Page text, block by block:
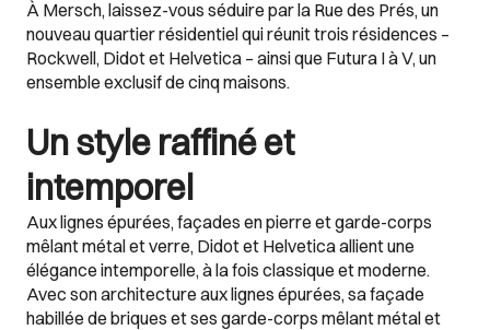
À Mersch, laissez-vous séduire par la Rue des Prés, un
nouveau quartier résidentiel qui réunit trois résidences –
Rockwell, Didot et Helvetica – ainsi que Futura I à V, un
ensemble exclusif de cinq maisons.
Un style raffiné et
intemporel
Aux lignes épurées, façades en pierre et garde-corps
mêlant métal et verre, Didot et Helvetica allient une
élégance intemporelle, à la fois classique et moderne.
Avec son architecture aux lignes épurées, sa façade
habillée de briques et ses garde-corps mêlant métal et